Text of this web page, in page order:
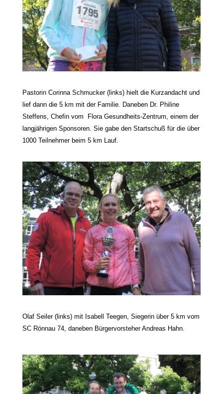
Pastorin Corinna Schmucker (links) hielt die Kurzandacht und
lief dann die 5 km mit der Familie. Daneben Dr. Philine
Steffens, Chefin vom Flora Gesundheits-Zentrum, einem der
langjährigen Sponsoren. Sie gabe den Startschuß für die über
1000 Teilnehmer beim 5 km Lauf.
Olaf Seiler (links) mit Isabell Teegen, Siegerin über 5 km vom
SC Rönnau 74, daneben BürgervorsteherAndreas Hahn.